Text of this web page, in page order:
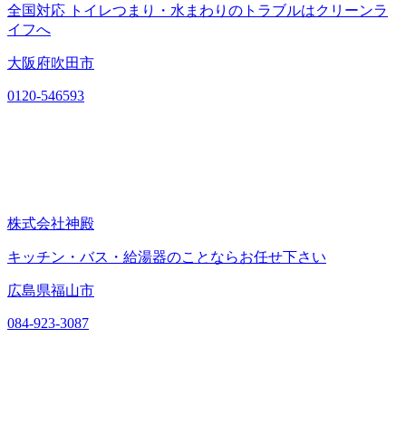
全国対応 トイレつまり・水まわりのトラブルはクリーンラ
イフへ
大阪府吹田市
0120-546593
株式会社神殿
キッチン・バス・給湯器のことならお任せ下さい
広島県福山市
084-923-3087